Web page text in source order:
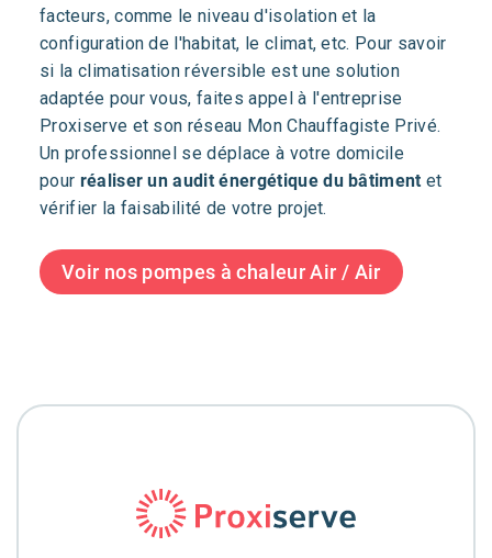
facteurs, comme le niveau d'isolation et la
configuration de l'habitat, le climat, etc. Pour savoir
si la climatisation réversible est une solution
adaptée pour vous, faites appel à l'entreprise
Proxiserve et son réseau Mon Chauffagiste Privé.
Un professionnel se déplace à votre domicile
pour réaliser un audit énergétique du bâtiment et
vérifier la faisabilité de votre projet.
Voir nos pompes à chaleur Air / Air